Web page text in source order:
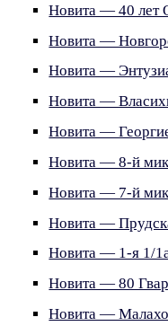
Новита — 40 лет
Новита —
Новита —
Новита —
Новита —
Новита — 8-й
Новита — 7-й
Новита —
Новита — 1-я 1/
Новита — 80
Новита —